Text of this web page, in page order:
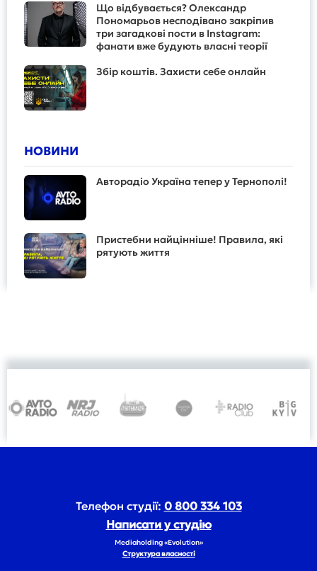
Що відбувається? Олександр
Пономарьов несподівано закріпив
три загадкові пости в Instagram:
фанати вже будують власні теорії
Збір коштів. Захисти себе онлайн
НОВИНИ
Авторадіо Україна тепер у Тернополі!
Пристебни найцінніше! Правила, які
рятують життя
Телефон студії: 0 800 334 103
Написати у студію
Mediaholding «Evolution»
Структура власності